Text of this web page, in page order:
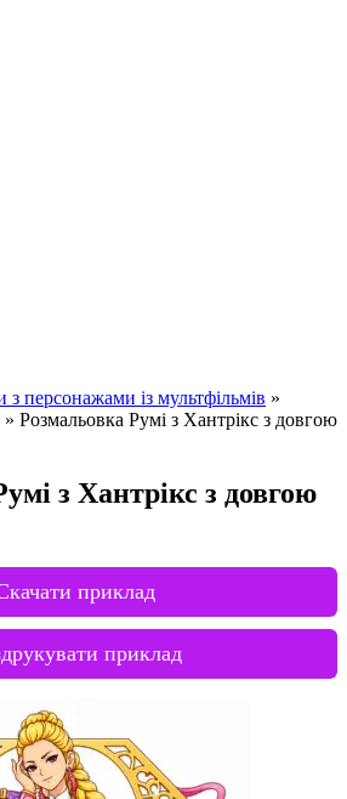
з персонажами із мультфільмів »
» Розмальовка Румі з Хантрікс з довгою
з Хантрікс з довгою
приклад
приклад